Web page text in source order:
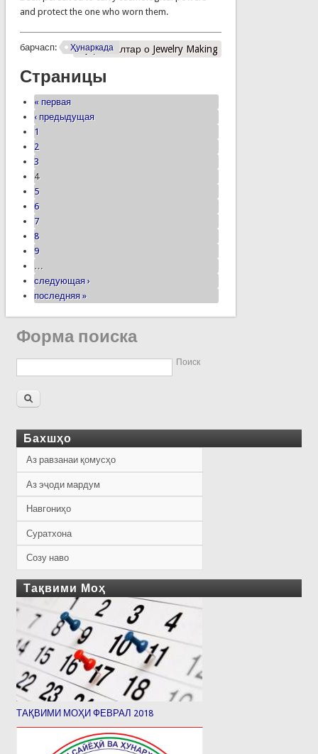
and protect the one who worn them.
барчасп: Ҳунаркада
Муфассалтар о Jewelry Making
Страницы
« первая
‹ предыдущая
1
2
3
4
5
6
7
8
9
…
следующая ›
последняя »
Форма поиска
Поиск
Бахшҳо
Аз равзанаи қомусҳо
Аз эҷоди мардум
Навгониҳо
Суратхона
Созу наво
Тақвими Моҳ
ТАҚВИМИ МОҲИ ФЕВРАЛ 2018